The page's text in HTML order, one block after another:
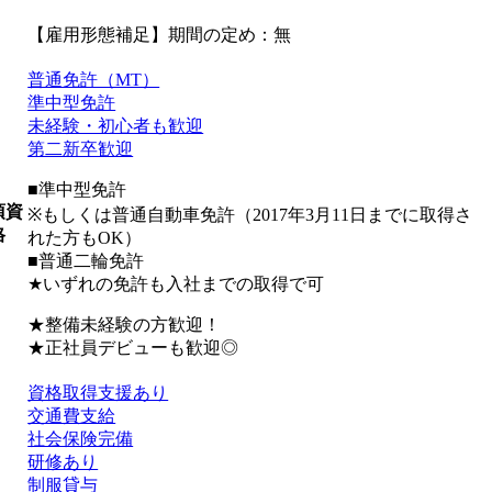
【雇用形態補足】期間の定め：無
資
普通免許（MT）
準中型免許
未経験・初心者も歓迎
第二新卒歓迎
■準中型免許
※もしくは普通自動車免許（2017年3月11日までに取得さ
れた方もOK）
■普通二輪免許
★いずれの免許も入社までの取得で可
★整備未経験の方歓迎！
★正社員デビューも歓迎◎
資格取得支援あり
交通費支給
社会保険完備
研修あり
制服貸与